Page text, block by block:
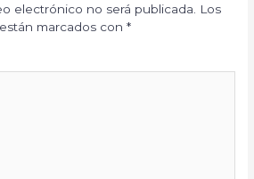
electrónico no será publicada.
Los
marcados con*